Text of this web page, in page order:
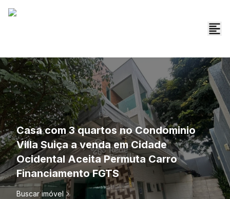
Casa com 3 quartos no Condominio
Villa Suiça a venda em Cidade
Ocidental Aceita Permuta Carro
Financiamento FGTS
Buscar imóvel